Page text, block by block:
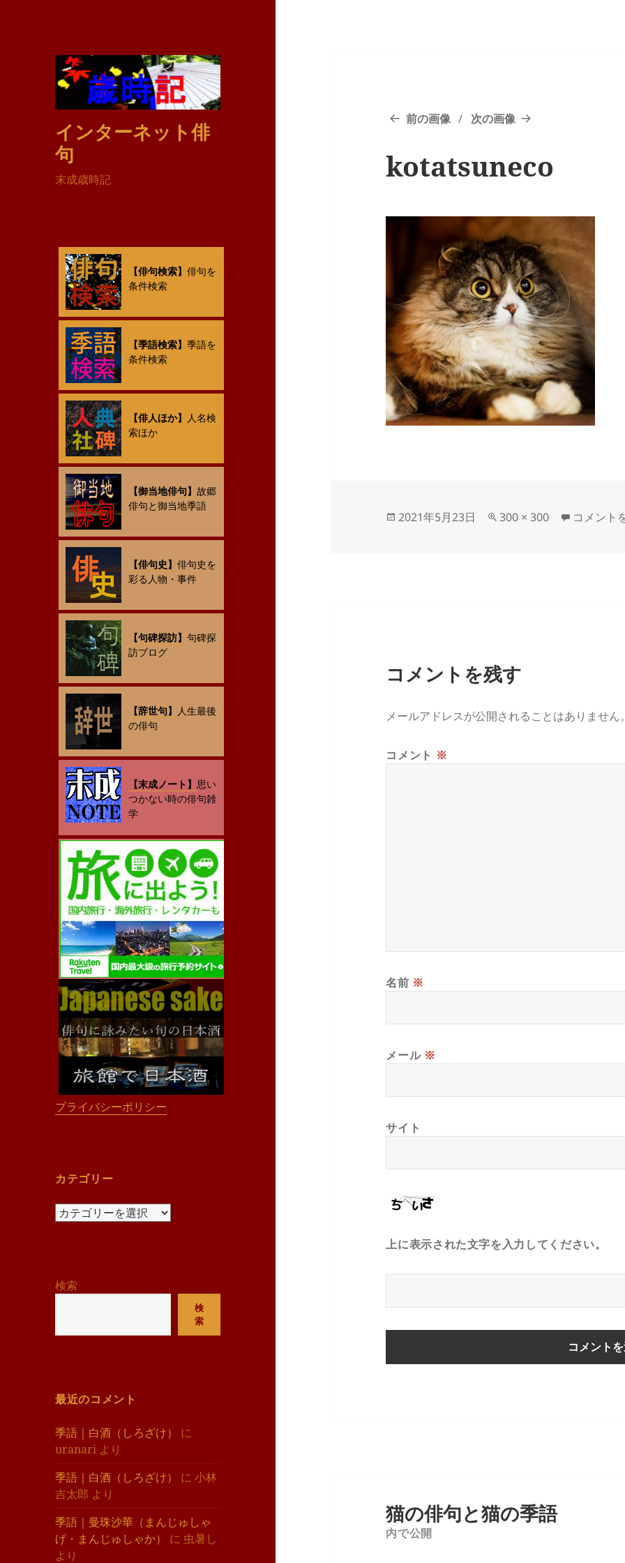
インターネット俳
句
末成歳時記
【俳句検索】俳句を
条件検索
【季語検索】季語を
条件検索
【俳人ほか】 人名検
索ほか
【御当地俳句】故郷
俳句と御当地季語
【俳句史】俳句史を
彩る人物・事件
【句碑探訪】句碑探
訪ブログ
【辞世句】 人生最後
の俳句
【末成ノート】 思い
つかない時の俳句雑
学
プライバシーポリシー
カテゴリー
カ
ー
検索
検
索
最近のコメント
季語｜白酒（しろざけ）
に
uranari より
季語｜白酒（しろざけ）
に小林
吉太郎 より
季語｜曼珠沙華（まんじゅしゃ
げ・まんじゅしゃか）
に 虫暑し
より
前の画像 次の画像
kotatsuneco
投
2021年5月23日
フ
300 × 300 コメント
コメントを残す
メールアドレスが公開されることはありません。
コメント ※
名前 ※
メール ※
サイト
上に表示された文字を入力してください。
猫の俳句と猫の季語
内で公開